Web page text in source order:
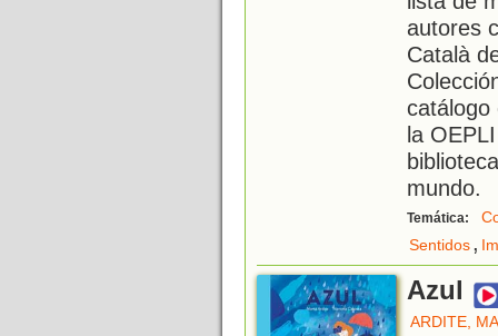
autores
Català
catálogo
la
mundo.
Temática:
Sentidos,
Azul
ARDITE,